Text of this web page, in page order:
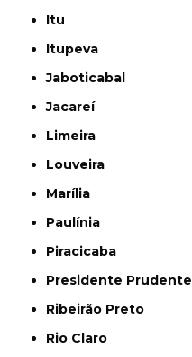
Itu
Itupeva
Jaboticabal
Jacareí
Limeira
Louveira
Marília
Paulínia
Piracicaba
Presidente Prudente
Ribeirão Preto
Rio Claro